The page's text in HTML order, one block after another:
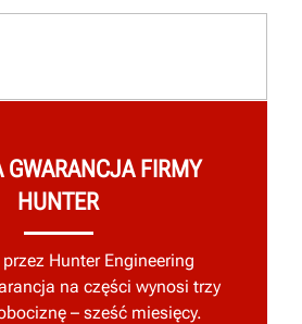
GWARANCJA FIRMY
HUNTER
Hunter Engineering
na części wynosi trzy
– sześć miesięcy.